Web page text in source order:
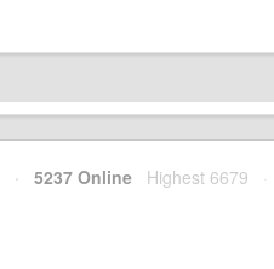
· 5237 Online Highest 6679